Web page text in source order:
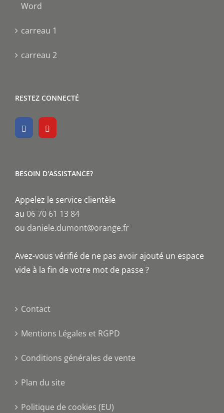
Word
carreau 1
carreau 2
RESTEZ CONNECTÉ
BESOIN D'ASSISTANCE?
Appelez le service clientèle
au 06 70 61 13 84
ou daniele.dumont@orange.fr
Avez-vous vérifié de ne pas avoir ajouté un espace
vide à la fin de votre mot de passe ?
Contact
Mentions Légales et RGPD
Conditions générales de vente
Plan du site
Politique de cookies (EU)